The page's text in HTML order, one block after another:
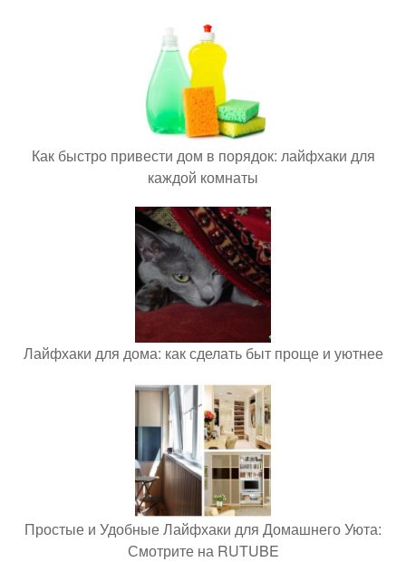
Как быстро привести дом в порядок: лайфхаки для
каждой комнаты
Лайфхаки для дома: как сделать быт проще и уютнее
Простые и Удобные Лайфхаки для Домашнего Уюта:
Смотрите на RUTUBE